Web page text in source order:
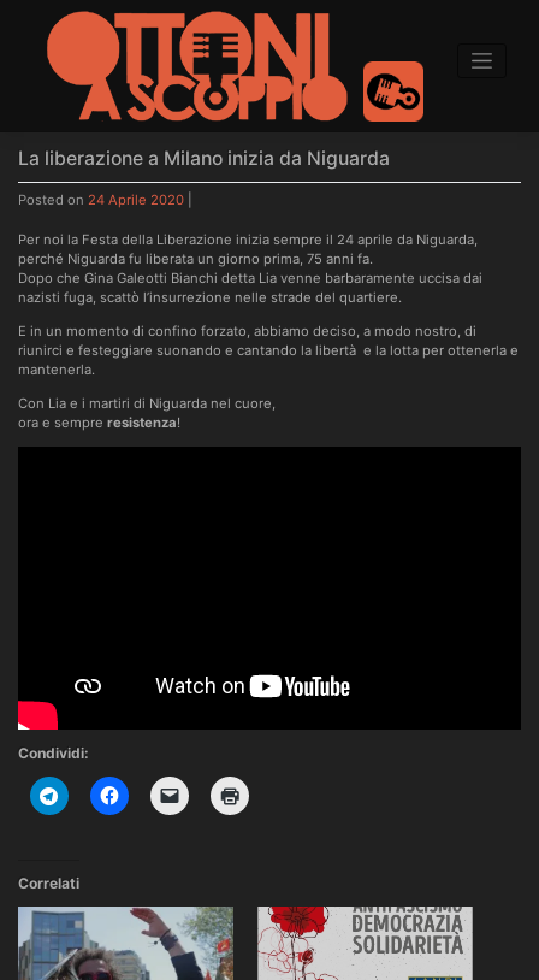
content
La liberazione a Milano inizia da Niguarda
Posted on 24 Aprile 2020
Per noi la Festa della Liberazione inizia sempre il 24 aprile da Niguarda,
perché Niguarda fu liberata un giorno prima, 75 anni fa.
Dopo che Gina Galeotti Bianchi detta Lia venne barbaramente uccisa dai
nazisti fuga, scattò l’insurrezione nelle strade del quartiere.
E in un momento di confino forzato, abbiamo deciso, a modo nostro, di
riunirci e festeggiare suonando e cantando la libertà e la lotta per ottenerla e
mantenerla.
Con Lia e i martiri di Niguarda nel cuore,
ora e sempre resistenza!
Condividi:
Correlati